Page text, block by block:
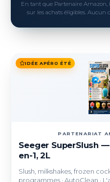
En tant que Partenaire
sur les achats éligibles.
IDÉE APÉRO ÉTÉ
PARTENARIAT
Seeger SuperSlush
en-1, 2L
Slush, milkshakes, frozen
programmes · AutoClean ·